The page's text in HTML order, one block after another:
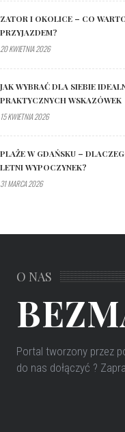
ZATOR I OKOLICE – CO
PRZYJAZDEM?
20 KWIETNIA 2026
JAK WYBRAĆ DLA SIEBIE
PRAKTYCZNYCH WSKAZÓWEK
15 KWIETNIA 2026
PLAŻE W GDAŃSKU –
LETNI WYPOCZYNEK?
31 MARCA 2026
O NAS
Portal tworzony przez
do nas dołączyć ?